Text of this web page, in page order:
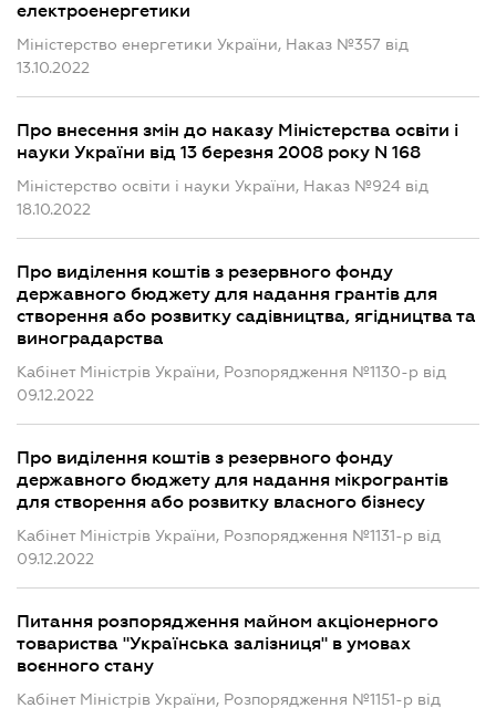
електроенергетики
Міністерство енергетики України, Наказ №357 від
13.10.2022
Про внесення змін до наказу Міністерства освіти і
науки України від 13 березня 2008 року N 168
Міністерство освіти і науки України, Наказ №924 від
18.10.2022
Про виділення коштів з резервного фонду
державного бюджету для надання грантів для
створення або розвитку садівництва, ягідництва та
виноградарства
Кабінет Міністрів України, Розпорядження №1130-р від
09.12.2022
Про виділення коштів з резервного фонду
державного бюджету для надання мікрогрантів
для створення або розвитку власного бізнесу
Кабінет Міністрів України, Розпорядження №1131-р від
09.12.2022
Питання розпорядження майном акціонерного
товариства "Українська залізниця" в умовах
воєнного стану
Кабінет Міністрів України, Розпорядження №1151-р від